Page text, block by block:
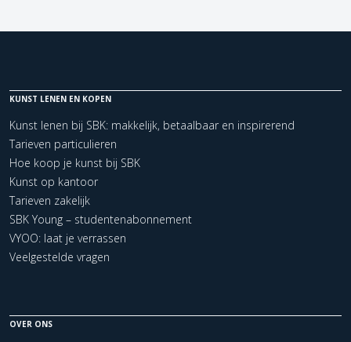
KUNST LENEN EN KOPEN
Kunst lenen bij SBK: makkelijk, betaalbaar en inspirerend
Tarieven particulieren
Hoe koop je kunst bij SBK
Kunst op kantoor
Tarieven zakelijk
SBK Young – studentenabonnement
VYOO: laat je verrassen
Veelgestelde vragen
OVER ONS